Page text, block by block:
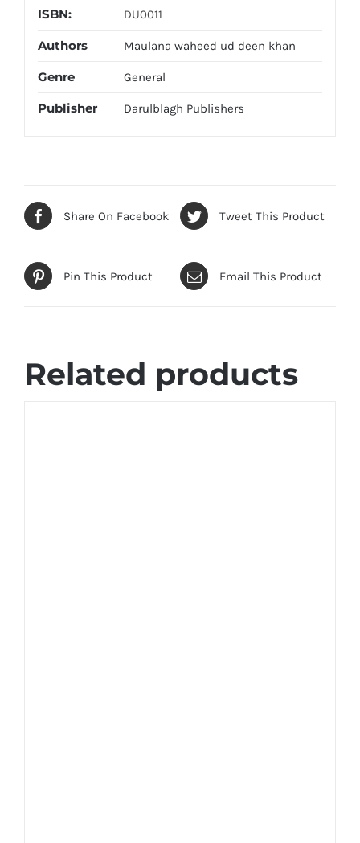
ISBN: DU0011
Authors Maulana waheed ud deen khan
Genre General
Publisher Darulblagh Publishers
Share On Facebook Tweet This Product
Pin This Product Email This Product
Related products